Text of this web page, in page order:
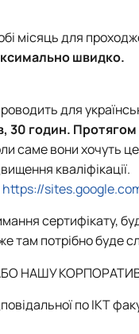
місяць для
швидко.
для
30 годин. Протягом
саме вони хочуть
кваліфікації.
https://
сертифікату,
там потрібно буде
НАШУ
по ІКТ